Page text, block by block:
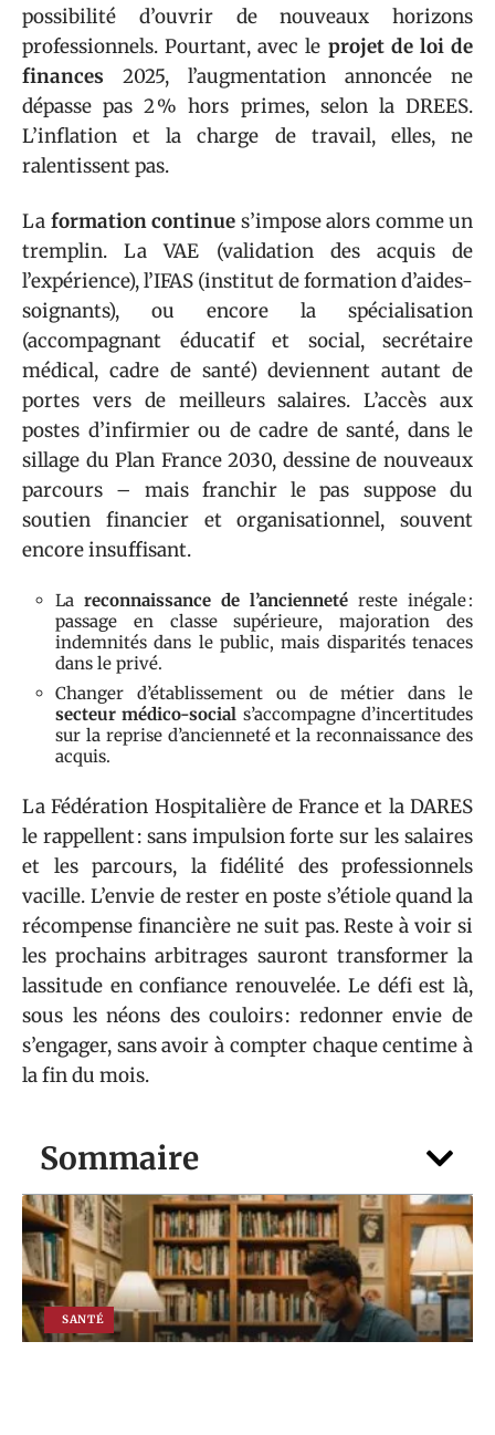
Sommaire
SANTÉ
possibilité d’ouvrir de nouveaux horizons
professionnels. Pourtant, avec le projet de loi de
finances 2025, l’augmentation annoncée ne
dépasse pas 2 % hors primes, selon la DREES.
L’inflation et la charge de travail, elles, ne
ralentissent pas.
La formation continue s’impose alors comme un
tremplin. La VAE (validation des acquis de
l’expérience), l’IFAS (institut de formation d’aides-
soignants), ou encore la spécialisation
(accompagnant éducatif et social, secrétaire
médical, cadre de santé) deviennent autant de
portes vers de meilleurs salaires. L’accès aux
postes d’infirmier ou de cadre de santé, dans le
sillage du Plan France 2030, dessine de nouveaux
parcours – mais franchir le pas suppose du
soutien financier et organisationnel, souvent
encore insuffisant.
La reconnaissance de l’ancienneté reste inégale :
passage en classe supérieure, majoration des
indemnités dans le public, mais disparités tenaces
dans le privé.
Changer d’établissement ou de métier dans le
secteur médico-social s’accompagne d’incertitudes
sur la reprise d’ancienneté et la reconnaissance des
acquis.
La Fédération Hospitalière de France et la DARES
le rappellent : sans impulsion forte sur les salaires
et les parcours, la fidélité des professionnels
vacille. L’envie de rester en poste s’étiole quand la
récompense financière ne suit pas. Reste à voir si
les prochains arbitrages sauront transformer la
lassitude en confiance renouvelée. Le défi est là,
sous les néons des couloirs : redonner envie de
s’engager, sans avoir à compter chaque centime à
la fin du mois.